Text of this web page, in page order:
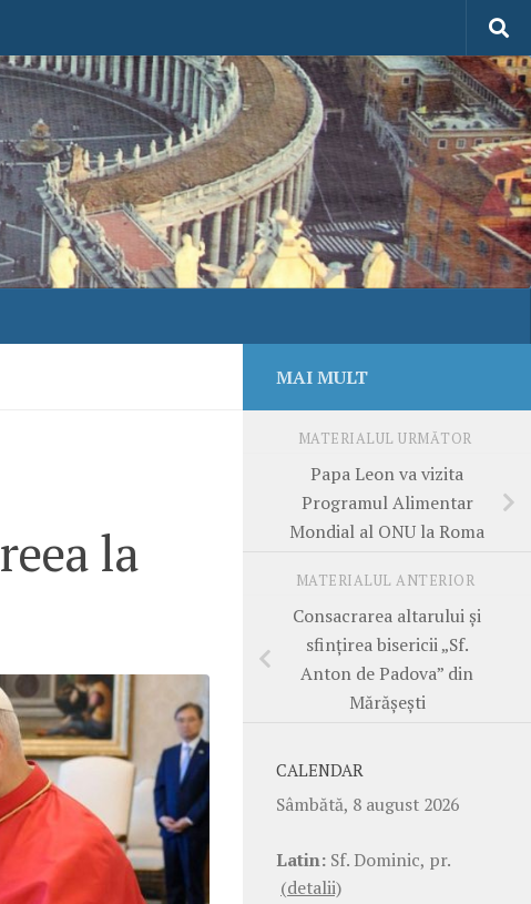
la
MAI MULT
MATERIALUL URMĂTOR
Papa Leon va vizita
Programul Alimentar
Mondial al ONU la Roma
MATERIALUL ANTERIOR
Consacrarea altarului și
sfințirea bisericii „Sf.
Anton de Padova” din
Mărășești
CALENDAR
Sâmbătă, 8 august 2026
Latin: Sf. Dominic, pr.
(detalii)